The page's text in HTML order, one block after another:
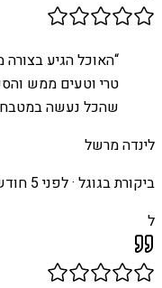
“האוכל הגיע בצורה
טרי וטעים ממש
שהכל נעשה במטבח
לינדה מרשל
ביקורת בגוגל ·לפני 5 חודשים
ל